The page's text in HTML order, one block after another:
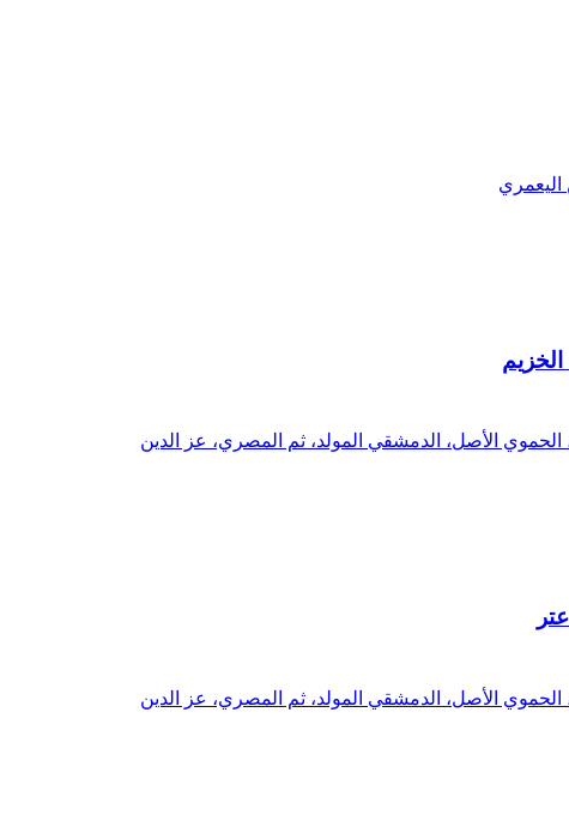
اليعمري
الحموي الأصل، الدمشقي المولد، ثم المصري، عز الدين
الحموي الأصل، الدمشقي المولد، ثم المصري، عز الدين